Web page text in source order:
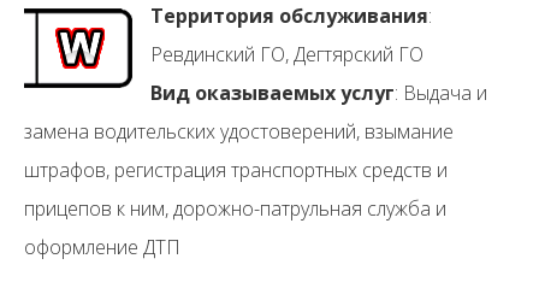
Территория обслуживания:
Ревдинский ГО, Дегтярский ГО
Вид оказываемых услуг: Выдача и
замена водительских удостоверений, взымание
штрафов, регистрация транспортных средств и
прицепов к ним, дорожно-патрульная служба и
оформление ДТП